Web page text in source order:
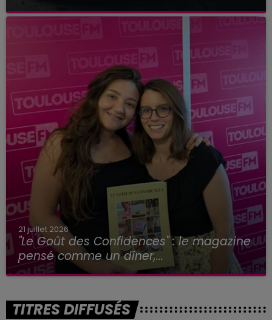
21 juillet 2026
"Le Goût des Confidences" : le magazine
pensé comme un dîner,...
TITRES DIFFUSÉS